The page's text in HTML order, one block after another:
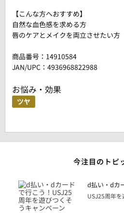
【こんな方へおすすめ】
自然な血色感を求める方
唇のケアとメイクを両立させたい方
商品番号： 14910584
JAN/UPC：4936968822988
お悩み・効果
ツヤ
今注目のトピ
d払い・dカ
USJ25周年